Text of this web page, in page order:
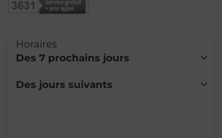
Horaires
Des 7 prochains jours
Lundi
Fermé
Des jours suivants